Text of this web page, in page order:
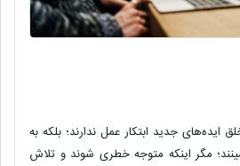
ایده‌های جدید ابتکار عمل ندارند؛ بلکه به
مگر اینکه متوجه خطری شوند و تلاش